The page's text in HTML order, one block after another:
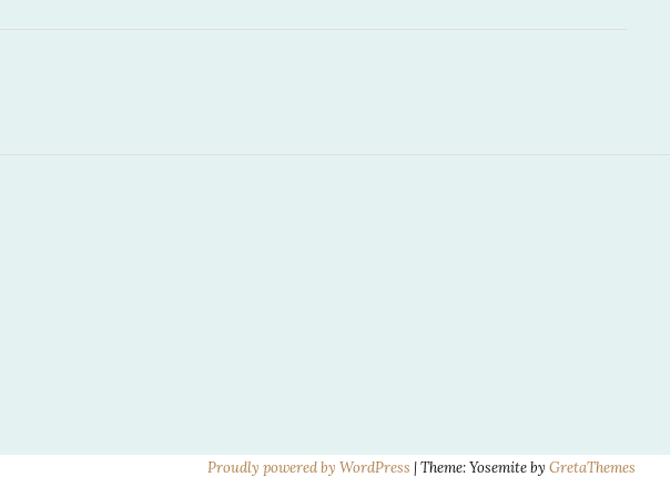
Proudly powered by WordPress |Theme: Yosemite by GretaThemes